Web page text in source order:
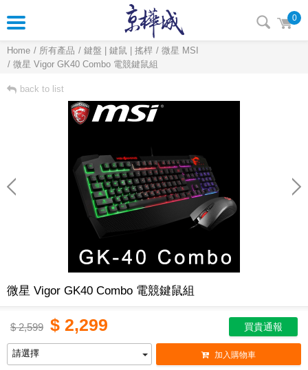
0
Home 所有產品 鍵盤 | 鍵鼠 | 搖桿
微星 MSI
微星 Vigor GK40 Combo 電競鍵鼠組
back to list
微星 Vigor GK40 Combo 電競鍵鼠組
$2,599 $ 2,299 買貴通報
加入購物車